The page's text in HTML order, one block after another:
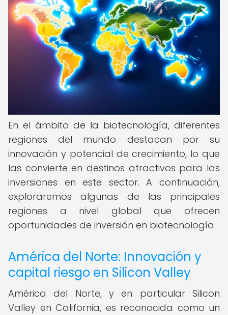
En el ámbito de la biotecnología, diferentes
regiones del mundo destacan por su
innovación y potencial de crecimiento, lo que
las convierte en destinos atractivos para las
inversiones en este sector. A continuación,
exploraremos algunas de las principales
regiones a nivel global que ofrecen
oportunidades de inversión en biotecnología.
América del Norte: Innovación y
capital riesgo en Silicon Valley
América del Norte, y en particular Silicon
Valley en California, es reconocida como un